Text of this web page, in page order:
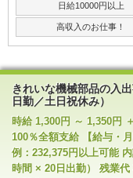
日給10000円以上
高収入のお仕事！
きれいな機械部品の入
日勤／土日祝休み）
時給 1,300円 ～ 1,350円
100％全額支給 【給与・
例：232,375円以上可能
時間 × 20日出勤） 残業